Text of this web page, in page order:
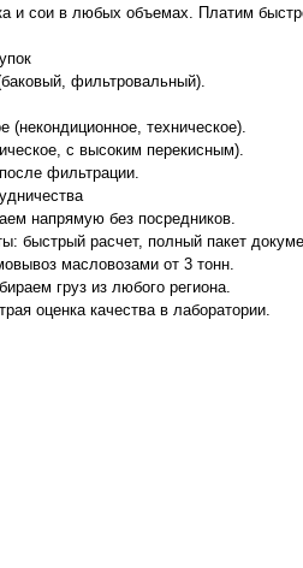
и сои в любых объемах. Платим
фильтровальный).
(некондиционное, техническое).
с высоким перекисным).
фильтрации.
напрямую без посредников.
быстрый расчет, полный пакет
масловозами от 3 тонн.
груз из любого региона.
оценка качества в лаборатории.